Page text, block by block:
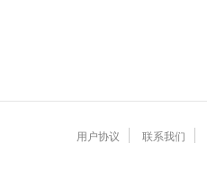
用户协议 联系我们